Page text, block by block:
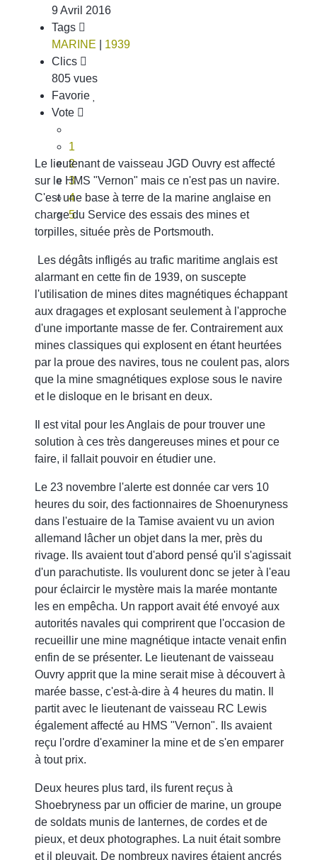
9 Avril 2016
Tags
MARINE
1939
Clics
805 vues
Favorie
Vote
1
2
3
4
5
Le lieutenant de vaisseau JGD Ouvry est affecté
sur le HMS "Vernon" mais ce n'est pas un navire.
C'est une base à terre de la marine anglaise en
charge du Service des essais des mines et
torpilles, située près de Portsmouth.
Les dégâts infligés au trafic maritime anglais est
alarmant en cette fin de 1939, on suscepte
l'utilisation de mines dites magnétiques échappant
aux dragages et explosant seulement à l'approche
d'une importante masse de fer. Contrairement aux
mines classiques qui explosent en étant heurtées
par la proue des navires, tous ne coulent pas, alors
que la mine smagnétiques explose sous le navire
et le disloque en le brisant en deux.
Il est vital pour les Anglais de pour trouver une
solution à ces très dangereuses mines et pour ce
faire, il fallait pouvoir en étudier une.
Le 23 novembre l'alerte est donnée car vers 10
heures du soir, des factionnaires de Shoenuryness
dans l'estuaire de la Tamise avaient vu un avion
allemand lâcher un objet dans la mer, près du
rivage. Ils avaient tout d'abord pensé qu'il s'agissait
d'un parachutiste. Ils voulurent donc se jeter à l'eau
pour éclaircir le mystère mais la marée montante
les en empêcha. Un rapport avait été envoyé aux
autorités navales qui comprirent que l'occasion de
recueillir une mine magnétique intacte venait enfin
enfin de se présenter. Le lieutenant de vaisseau
Ouvry apprit que la mine serait mise à découvert à
marée basse, c'est-à-dire à 4 heures du matin. Il
partit avec le lieutenant de vaisseau RC Lewis
également affecté au HMS "Vernon". Ils avaient
reçu l'ordre d'examiner la mine et de s'en emparer
à tout prix.
Deux heures plus tard, ils furent reçus à
Shoebryness par un officier de marine, un groupe
de soldats munis de lanternes, de cordes et de
pieux, et deux photographes. La nuit était sombre
et il pleuvait. De nombreux navires étaient ancrés